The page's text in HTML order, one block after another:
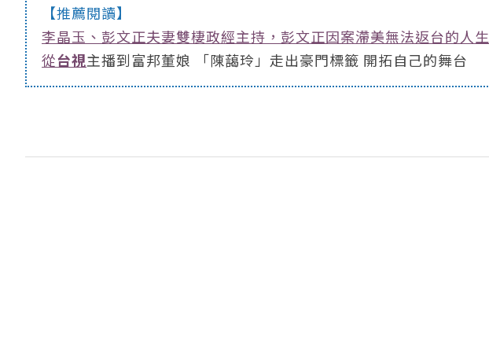
【推薦閱讀】
李晶玉、彭文正夫妻雙棲政經主持，彭文正因案滯美無法返台的人生
從台視主播到富邦董娘 「陳藹玲」走出豪門標籤 開拓自己的舞台